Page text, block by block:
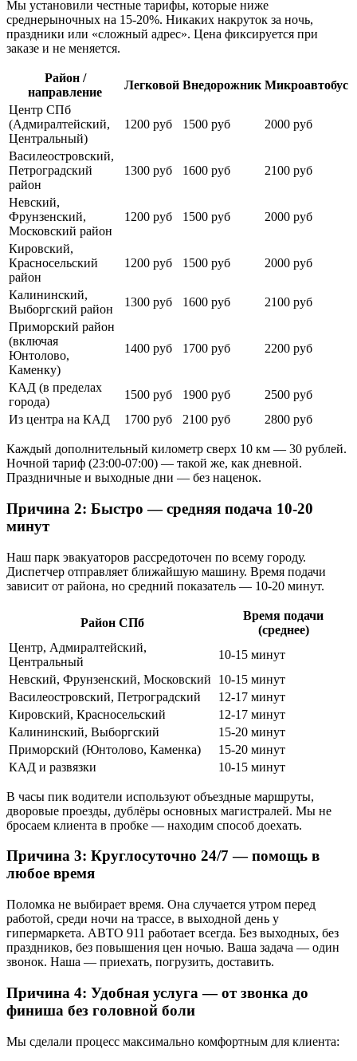
Мы установили честные тарифы, которые ниже
среднерыночных на 15-20%. Никаких накруток за ночь,
праздники или «сложный адрес». Цена фиксируется при
заказе и не меняется.
Район /
направление
Легковой Внедорожник Микроавтобус
Центр СПб
(Адмиралтейский,
Центральный)
1200 руб 1500 руб 2000 руб
Василеостровский,
Петроградский
район
1300 руб 1600 руб 2100 руб
Невский,
Фрунзенский,
Московский район
1200 руб 1500 руб 2000 руб
Кировский,
Красносельский
район
1200 руб 1500 руб 2000 руб
Калининский,
Выборгский район
1300 руб 1600 руб
2100 руб
Приморский район
(включая
Юнтолово,
Каменку)
1400 руб 1700 руб 2200 руб
КАД (в пределах
города)
1500 руб 1900 руб
2500 руб
Из центра на КАД
1700 руб 2100 руб 2800 руб
Каждый дополнительный километр сверх 10 км — 30 рублей.
Ночной тариф (23:00-07:00) — такой же, как дневной.
Праздничные и выходные дни — без наценок.
Причина 2: Быстро — средняя подача 10-20
минут
Наш парк эвакуаторов рассредоточен по всему городу.
Диспетчер отправляет ближайшую машину. Время подачи
зависит от района, но средний показатель — 10-20 минут.
Район СПб
Время подачи
(среднее)
Центр, Адмиралтейский,
Центральный
10-15 минут
Невский, Фрунзенский, Московский
10-15 минут
Василеостровский, Петроградский
12-17 минут
Кировский, Красносельский
12-17 минут
Калининский, Выборгский
15-20 минут
Приморский (Юнтолово, Каменка)
15-20 минут
КАД и развязки
10-15 минут
В часы пик водители используют объездные маршруты,
дворовые проезды, дублёры основных магистралей. Мы не
бросаем клиента в пробке — находим способ доехать.
Причина 3: Круглосуточно 24/7 — помощь в
любое время
Поломка не выбирает время. Она случается утром перед
работой, среди ночи на трассе, в выходной день у
гипермаркета. АВТО 911 работает всегда. Без выходных, без
праздников, без повышения цен ночью. Ваша задача — один
звонок. Наша — приехать, погрузить, доставить.
Причина 4: Удобная услуга — от звонка до
финиша без головной боли
Мы сделали процесс максимально комфортным для клиента: